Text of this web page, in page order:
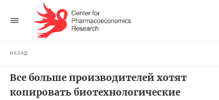
НАЗАД
Все больше производителей хотят
копировать биотехнологические